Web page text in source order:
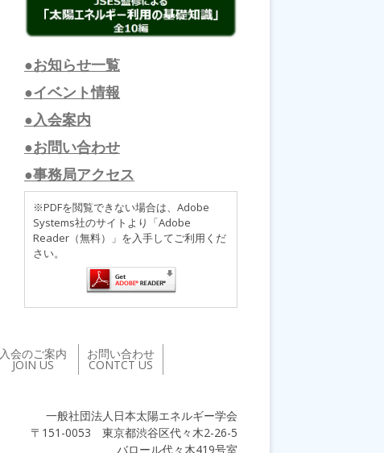
●お知らせ一覧
●イベント情報
●入会案内
●お問い合わせ
●事務局アクセス
※PDFを閲覧できない場合は、Adobe
Systems社のサイトより「Adobe
Reader（無料）」を入手してご利用くだ
さい。
入会のご案内
JOIN US
お問い合わせ
CONTCT US
一般社団法人日本太陽エネルギー学会
〒151-0053 東京都渋谷区代々木2-26-5
バロール代々木419号室